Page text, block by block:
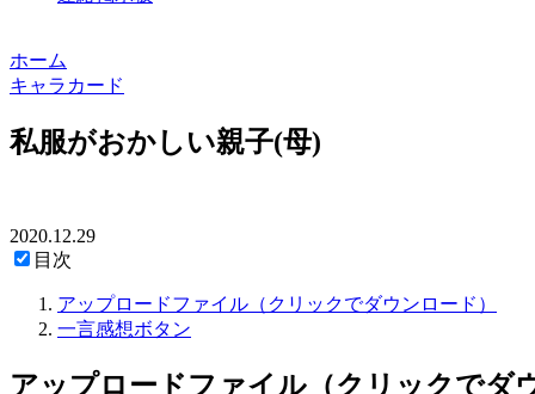
ホーム
キャラカード
私服がおかしい親子(母)
2020.12.29
目次
アップロードファイル（クリックでダウンロード）
一言感想ボタン
アップロードファイル（クリックでダ